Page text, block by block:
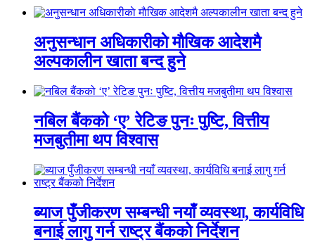
अनुसन्धान अधिकारीकाे माैखिक आदेशमै
अल्पकालीन खाता बन्द हुने
नबिल बैंकको ‘ए’ रेटिङ पुनः पुष्टि, वित्तीय
मजबुतीमा थप विश्वास
ब्याज पुँजीकरण सम्बन्धी नयाँ व्यवस्था, कार्यविधि
बनाई लागु गर्न राष्ट्र बैंकको निर्देशन